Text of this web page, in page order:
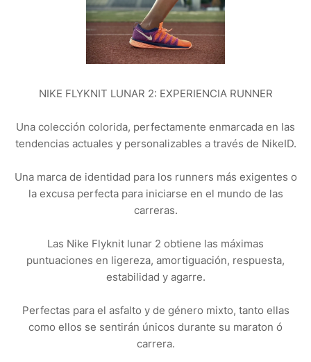
NIKE FLYKNIT LUNAR 2: EXPERIENCIA RUNNER
Una colección colorida, perfectamente enmarcada en las
tendencias actuales y personalizables a través de NikeID.
Una marca de identidad para los runners más exigentes o
la excusa perfecta para iniciarse en el mundo de las
carreras.
Las Nike Flyknit lunar 2 obtiene las máximas
puntuaciones en ligereza, amortiguación, respuesta,
estabilidad y agarre.
Perfectas para el asfalto y de género mixto, tanto ellas
como ellos se sentirán únicos durante su maraton ó
carrera.